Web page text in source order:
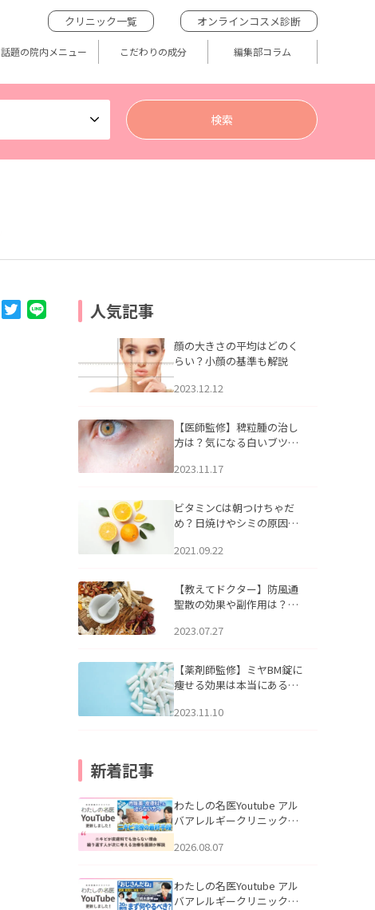
クリニック一覧 オンラインコスメ診断
話題の院内メニュー こだわりの成分 編集部コラム
人気記事
顔の大きさの平均はどのく
らい？小顔の基準も解説
2023.12.12
【医師監修】稗粒腫の治し
方は？気になる白いブツブ
アについて
2023.11.17
ビタミンCは朝つけちゃだ
め？日焼けやシミの原因に
2021.09.22
【教えてドクター】防風通
聖散の効果や副作用は？長
2023.07.27
【薬剤師監修】ミヤBM錠に
痩せる効果は本当にある
2023.11.10
新着記事
わたしの名医Youtube アル
バアレルギークリニック札
らない理由｜繰り返す人が
説」を公開いたしました。
2026.08.07
わたしの名医Youtube アル
バアレルギークリニック札